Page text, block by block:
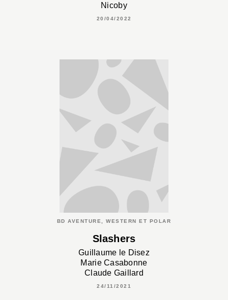
Nicoby
20/04/2022
BD AVENTURE, WESTERN ET POLAR
Slashers
Guillaume le Disez
Marie Casabonne
Claude Gaillard
24/11/2021